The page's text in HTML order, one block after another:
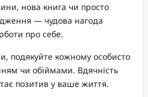
нова книга чи просто
— чудова нагода
про себе.
подякуйте кожному особисто
чи обіймами. Вдячність
позитив у ваше життя.